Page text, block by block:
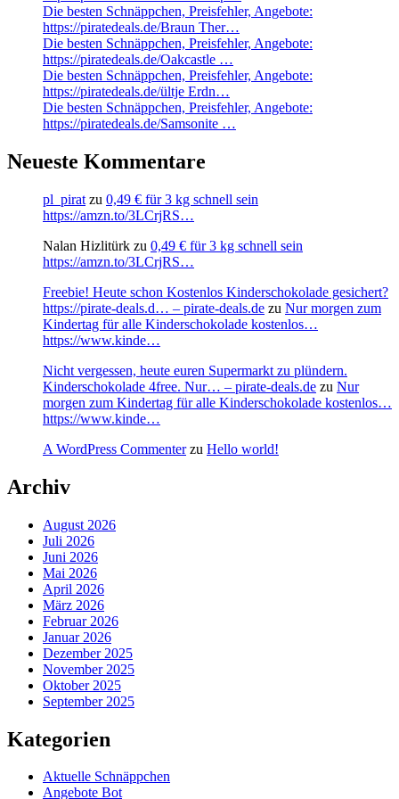
Die besten Schnäppchen, Preisfehler, Angebote:
https://piratedeals.de/Braun Ther…
Die besten Schnäppchen, Preisfehler, Angebote:
https://piratedeals.de/Oakcastle …
Die besten Schnäppchen, Preisfehler, Angebote:
https://piratedeals.de/ültje Erdn…
Die besten Schnäppchen, Preisfehler, Angebote:
https://piratedeals.de/Samsonite …
Neueste Kommentare
pl_pirat zu 0,49 € für 3 kg schnell sein
https://amzn.to/3LCrjRS…
Nalan Hizlitürk zu 0,49 € für 3 kg schnell sein
https://amzn.to/3LCrjRS…
Freebie! Heute schon Kostenlos Kinderschokolade gesichert?
https://pirate-deals.d… – pirate-deals.de zu Nur morgen zum
Kindertag für alle Kinderschokolade kostenlos…
https://www.kinde…
Nicht vergessen, heute euren Supermarkt zu plündern.
Kinderschokolade 4free. Nur… – pirate-deals.de zu Nur
morgen zum Kindertag für alle Kinderschokolade kostenlos…
https://www.kinde…
A WordPress Commenterzu Hello world!
Archiv
August 2026
Juli 2026
Juni 2026
Mai 2026
April 2026
März 2026
Februar 2026
Januar 2026
Dezember 2025
November 2025
Oktober 2025
September 2025
Kategorien
Aktuelle Schnäppchen
Angebote Bot